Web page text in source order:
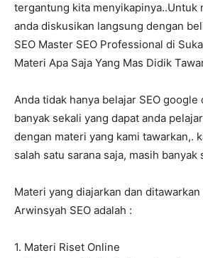
tergantung kita menyikapinya..Untuk
anda diskusikan langsung dengan
SEO Master SEO Professional di
Materi Apa Saja Yang Mas Didik
Anda tidak hanya belajar SEO google
banyak sekali yang dapat anda
dengan materi yang kami tawarkan,.
salah satu sarana saja, masih banyak
Materi yang diajarkan dan
Arwinsyah SEO adalah :
1. Materi Riset Online